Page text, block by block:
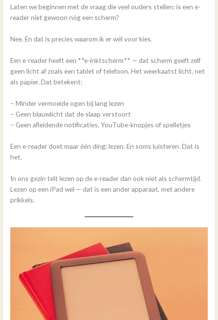
Laten we beginnen met de vraag die veel ouders stellen: is een e-
reader niet gewoon nóg een scherm?
Nee. En dat is precies waarom ik er wél voor kies.
Een e-reader heeft een **e-inktscherm** — dat scherm geeft zelf
geen licht af zoals een tablet of telefoon. Het weerkaatst licht, net
als papier. Dat betekent:
– Minder vermoeide ogen bij lang lezen
– Geen blauwlicht dat de slaap verstoort
– Geen afleidende notificaties, YouTube-knopjes of spelletjes
Een e-reader doet maar één ding: lezen. En soms luisteren. Dat is
het.
In ons gezin telt lezen op de e-reader dan ook niet als schermtijd.
Lezen op een iPad wel — dat is een ander apparaat, met andere
prikkels.